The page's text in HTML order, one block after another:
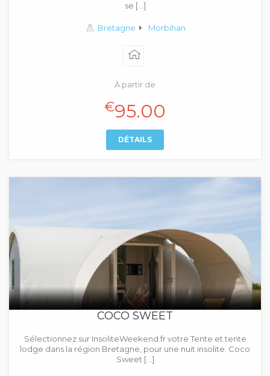
se […]
Bretagne Morbihan
À partir de
€95.00
DÉTAILS
COCO SWEET
Sélectionnez sur InsoliteWeekend.fr votre Tente et tente
lodge dans la région Bretagne, pour une nuit insolite. Coco
Sweet […]